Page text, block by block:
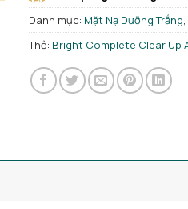
Danh mục: Mặt Nạ Dưỡng Trắng,
Thẻ: Bright Complete Clear Up